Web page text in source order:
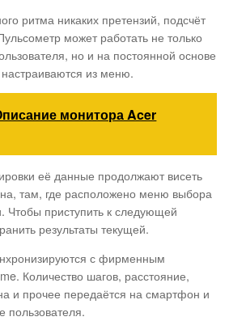
ритма никаких претензий, подсчёт
может работать не только
но и на постоянной основе
из меню.
монитора Acer
её данные продолжают висеть
там, где расположено меню выбора
Чтобы приступить к следующей
результаты текущей.
с фирменным
Количество шагов, расстояние,
и прочее передаётся на смартфон и
пользователя.